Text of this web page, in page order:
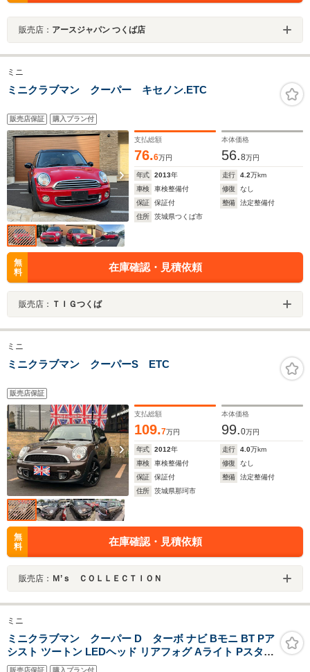
販売店： アースジャパン つくば店
ミニ
ミニクラブマン クーパー キセノン.ETC
販売店保証 購入プラン付
支払総額
76.6万円
本体価格
56.8万円
年式 2013年 走行 4.2万km
車検
車検整備付 修復
なし
保証
保証付 整備
法定整備付
住所
茨城県つくば市
無
料
在庫確認・見積依頼
販売店： ＴＩＧつくば
ミニ
ミニクラブマン クーパーS ETC
販売店保証
支払総額
109.7万円
本体価格
99.0万円
年式 2012年 走行 4.0万km
車検
車検整備付 修復
なし
保証
保証付 整備
法定整備付
住所
茨城県那珂市
無
料
在庫確認・見積依頼
販売店： Ｍ’ｓ ＣＯＬＬＥＣＴＩＯＮ
ミニ
ミニクラブマン クーパー D ターボ ナビ Bモニ BT Pア
シスト ツートン LEDヘッド リアフォグ Aライト Pスタ
スマキー Cセンサー 前後ドラレコ ETC 追従クルコン シ
販売店保証 購入プラン付